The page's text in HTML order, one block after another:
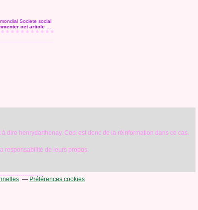
Societe social
cet article
dire henrydarthenay. Ceci est donc de la réinformation dans ce cas.
responsabilité de leurs propos.
Préférences cookies